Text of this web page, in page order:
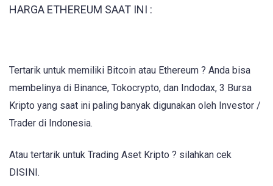
HARGA ETHEREUM SAAT INI :
Tertarik untuk memiliki Bitcoin atau Ethereum ? Anda bisa
membelinya di Binance, Tokocrypto, dan Indodax, 3 Bursa
Kripto yang saat ini paling banyak digunakan oleh Investor /
Trader di Indonesia.
Atau tertarik untuk Trading Aset Kripto ? silahkan cek
DISINI.